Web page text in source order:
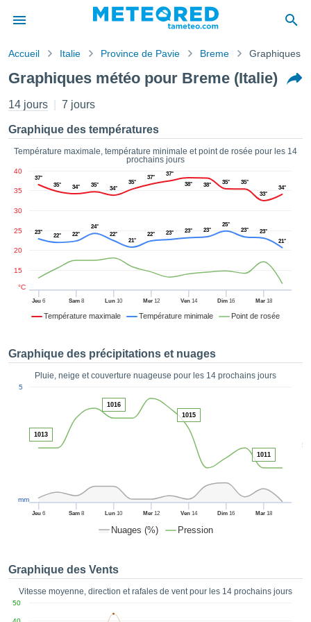
de
a
par
des
Vous
les
:
par le
de
des
de très
CONTINUER
Accueil Italie Province de Pavie Breme Graphiques
Graphiques météo pour Breme (Italie)
14 jours 7 jours
Graphique des températures
Température maximale, température minimale et point de rosée pour les 14
prochains jours
Température maximale Température minimale Point de rosée
Jeu 6 Sam8 Lun 10 Mer12 Ven14 Dim 16 Mar18
15
20
25
30
35
40
°C
37°
35°
34° 35°
34°
35°
37°
37°
38°
38° 35°
35°
33°
34°
23°
22° 22°
24°
22°
21°
22° 23° 23° 23°
25°
23°
23°
21°
Graphique des précipitations et nuages
Pluie, neige et couverture nuageuse pour les 14 prochains jours
Nuages (%) Pression
50
Jeu 6 Sam8 Lun 10 Mer12 Ven14 Dim 16 Mar18
5
mm
1013
1016
1015
1011
Graphique des Vents
Vitesse moyenne, direction et rafales de vent pour les 14 prochains jours
50